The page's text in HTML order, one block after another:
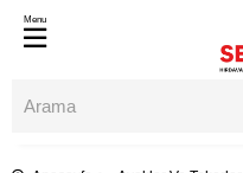
Menu